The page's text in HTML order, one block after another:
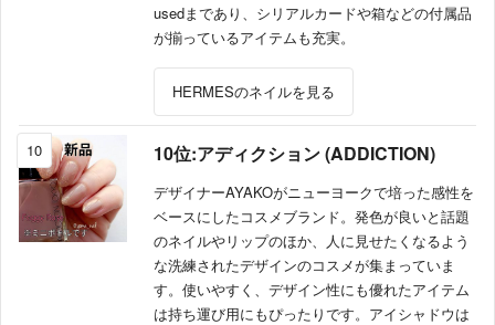
usedまであり、シリアルカードや箱などの付属品
が揃っているアイテムも充実。
HERMESのネイルを見る
10 10位:アディクション (ADDICTION)
デザイナーAYAKOがニューヨークで培った感性を
ベースにしたコスメブランド。発色が良いと話題
のネイルやリップのほか、人に見せたくなるよう
な洗練されたデザインのコスメが集まっていま
す。使いやすく、デザイン性にも優れたアイテム
は持ち運び用にもぴったりです。アイシャドウは